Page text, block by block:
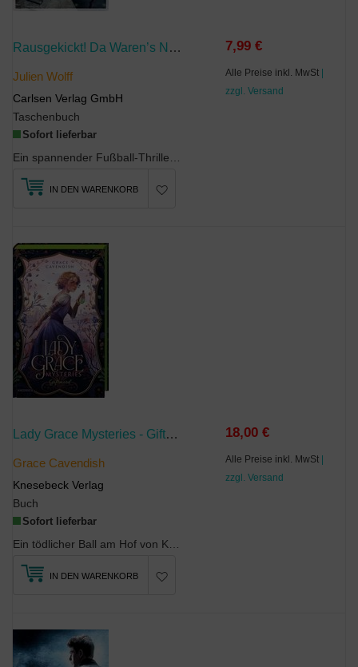
Rausgekickt! Da Waren’s Nur Noch Zehn
Julien Wolff
Carlsen Verlag GmbH
Taschenbuch
Sofort lieferbar
7,99 €
Alle Preise inkl. MwSt |
zzgl. Versand
IN DEN WARENKORB
Lady Grace Mysteries - Giftmord
Grace Cavendish
Knesebeck Verlag
Buch
Sofort lieferbar
18,00 €
Alle Preise inkl. MwSt |
zzgl. Versand
IN DEN WARENKORB